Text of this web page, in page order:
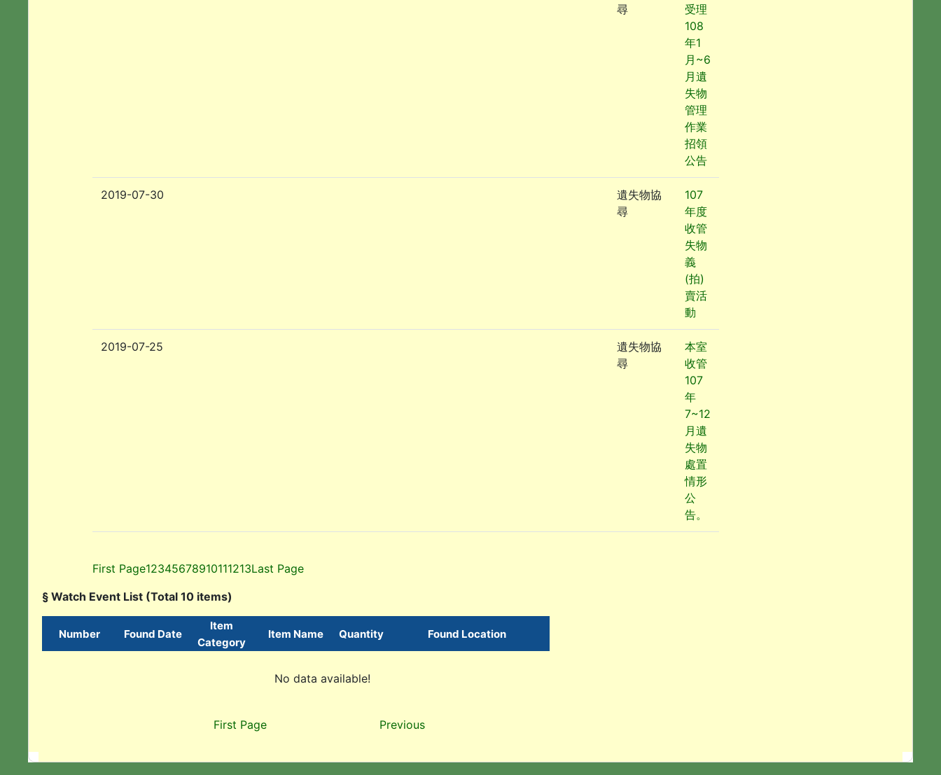
尋
受理
108
年1
月~6
月遺
失物
管理
作業
招領
公告
2019-07-30
遺失物協
尋
107
年度
收管
失物
義
(拍)
賣活
動
2019-07-25
遺失物協
尋
本室
收管
107
年
7~12
月遺
失物
處置
情形
公
告。
First Page12345678910111213Last Page
§ Watch Event List (Total 10 items)
Number Found Date
Item
Category
Item Name Quantity Found Location
No data available!
First Page Previous